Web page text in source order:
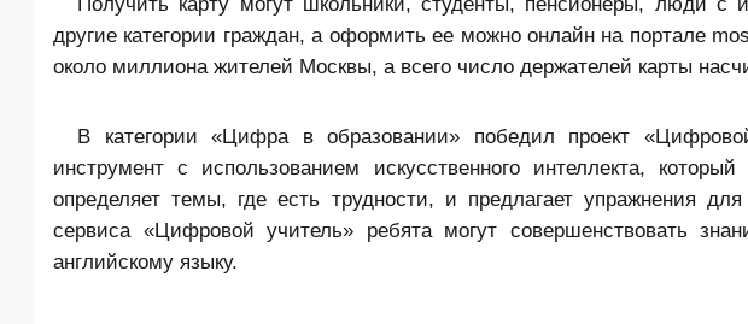
другие категории граждан, а оформить ее можно онлайн на портале
около миллиона жителей Москвы, а всего число держателей карты
В категории «Цифра в образовании» победил проект
инструмент с использованием искусственного интеллекта,
определяет темы, где есть трудности, и предлагает упражнения
сервиса «Цифровой учитель» ребята могут совершенствовать
английскому языку.